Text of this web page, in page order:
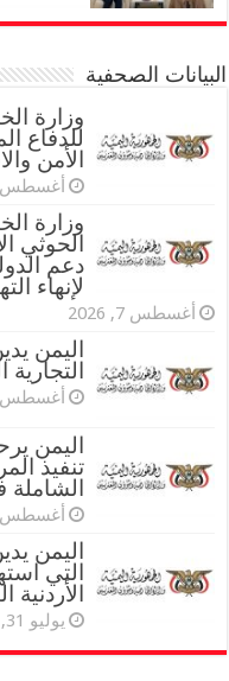
البيانات الصحفية
وزارة
للدفاع
الأمن
أغسطس 8, 2026
وزارة
الحوثي
دعم
لإنهاء
أغسطس 7, 2026
اليمن
التجارية
أغسطس 5, 2026
اليمن
تنفيذ
أغسطس 1, 2026
اليمن
التي
الأردنية
يوليو 31, 2026